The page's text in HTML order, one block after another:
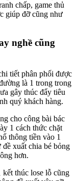
chấp, game thủ
giúp đỡ cũng như
nghề cũng
tiết phân phối được
là 1 trong trong
gây thúc đẩy tiêu
quý khách hàng.
cho công bài bác
1 cách thức chặt
thông tiền vào 1
xuất chia bé bỏng
hơn.
kết thúc lose lỗ cũng